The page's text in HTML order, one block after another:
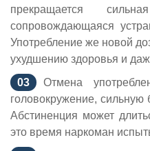
прекращается
сопровождающаяся
Употребление же новой
ухудшению здоровья и
Отмена
головокружение, сильную
Абстиненция может
это время наркоман